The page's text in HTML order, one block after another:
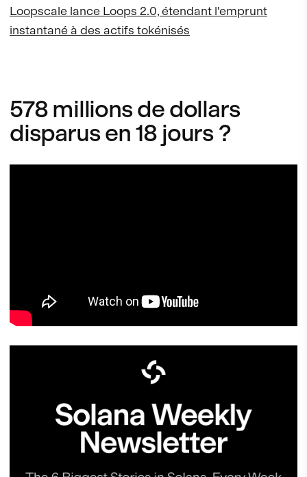
Loopscale lance Loops 2.0, étendant l'emprunt
instantané à des actifs tokénisés
578 millions de dollars
disparus en 18 jours ?